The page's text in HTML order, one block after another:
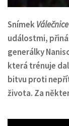
SnímekVálečnice
událostmi,
generálky
která trénuje
bitvu proti
života. Za